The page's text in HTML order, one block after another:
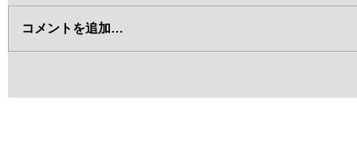
コメントを追加…